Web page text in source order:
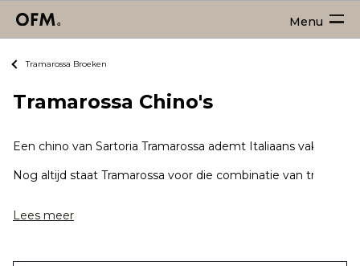
Menu
Tramarossa Broeken
Tramarossa Chino's
Een chino van Sartoria Tramarossa ademt Italiaans
Nog altijd staat Tramarossa voor die combinatie van traditie
Lees meer